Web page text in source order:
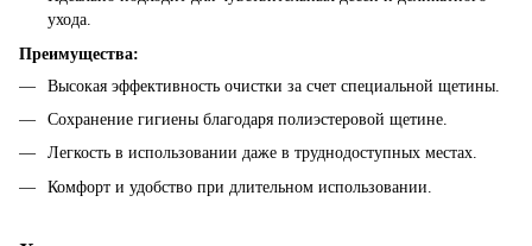
ухода.
Преимущества:
Высокая эффективность очистки за счет специальной щетины.
Сохранение гигиены благодаря полиэстеровой щетине.
Легкость в использовании даже в труднодоступных местах.
Комфорт и удобство при длительном использовании.